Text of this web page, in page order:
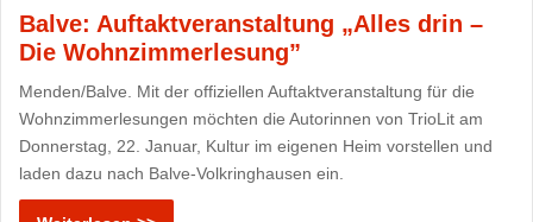
Balve: Auftaktveranstaltung „Alles drin –
Die Wohnzimmerlesung”
Menden/Balve. Mit der offiziellen Auftaktveranstaltung für die
Wohnzimmerlesungen möchten die Autorinnen von TrioLit am
Donnerstag, 22. Januar, Kultur im eigenen Heim vorstellen und
laden dazu nach Balve-Volkringhausen ein.